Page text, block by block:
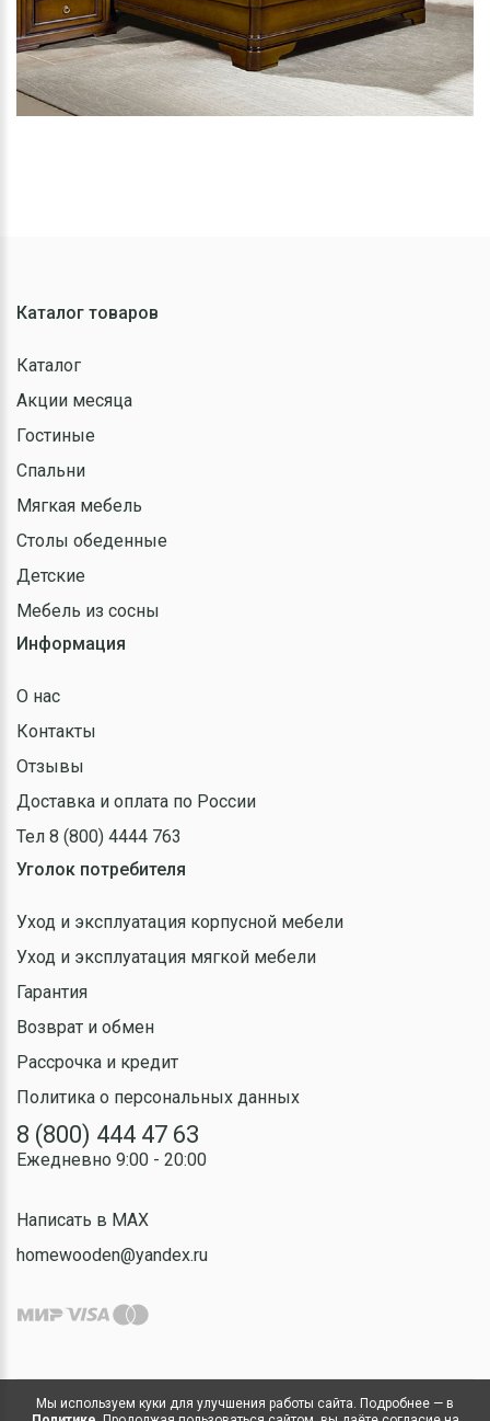
Каталог товаров
Каталог
Акции месяца
Гостиные
Спальни
Мягкая мебель
Столы обеденные
Детские
Мебель из сосны
Информация
О нас
Контакты
Отзывы
Доставка и оплата по России
Тел 8 (800) 4444 763
Уголок потребителя
Уход и эксплуатация корпусной мебели
Уход и эксплуатация мягкой мебели
Гарантия
Возврат и обмен
Рассрочка и кредит
Политика о персональных данных
8 (800) 444 47 63
Ежедневно 9:00 - 20:00
Написать в MAX
homewooden@yandex.ru
Мы используем куки для улучшения работы сайта. Подробнее — в